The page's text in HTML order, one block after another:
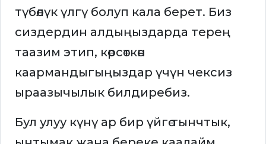
түбөлүк үлгү болуп кала берет. Биз
сиздердин алдыңыздарда терең
таазим этип, көрсөткөн
каармандыгыңыздар үчүн чексиз
ыраазычылык билдиребиз.
Бул улуу күнү ар бир үйгө тынчтык,